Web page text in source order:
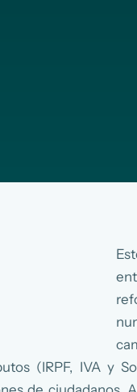
(IRPF, IVA y